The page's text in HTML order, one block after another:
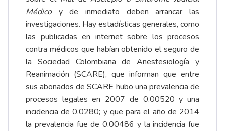
Médicoy de inmediato deben arrancar las
investigaciones. Hay estadísticas generales, como
las publicadas en internet sobre los procesos
contra médicos que habían obtenido el seguro de
la Sociedad Colombiana de Anestesiología y
Reanimación (SCARE), que informan que entre
sus abonados de SCARE hubo una prevalencia de
procesos legales en 2007 de 0.00520 y una
incidencia de 0.0280; y que para el año de 2014
la prevalencia fue de 0.00486 y la incidencia fue